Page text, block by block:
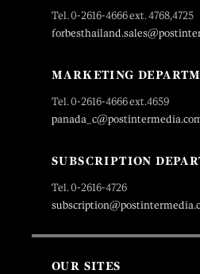
Tel. 0-2616-4666 ext. 4768,4725
MARKETING
Tel. 0-2616-4666 ext.4659
SUBSCRIPTION
Tel. 0-2616-4726
OUR SITES